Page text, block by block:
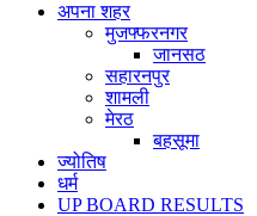
अपना शहर
मुजफ्फरनगर
जानसठ
सहारनपुर
शामली
मेरठ
बहसूमा
ज्योतिष
धर्म
UP BOARD RESULTS